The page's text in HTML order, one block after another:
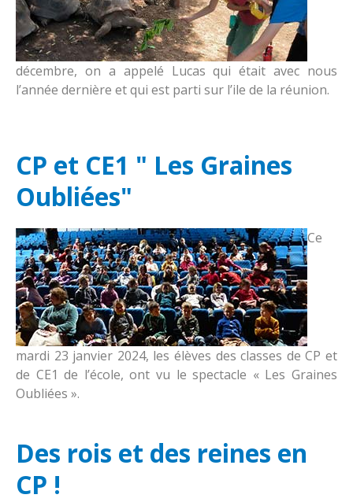
décembre, on a appelé Lucas qui était avec nous
l’année dernière et qui est parti sur l’ile de la réunion.
CP et CE1 " Les Graines
Oubliées"
Ce
mardi 23 janvier 2024, les élèves des classes de CP et
de CE1 de l’école, ont vu le spectacle « Les Graines
Oubliées ».
Des rois et des reines en
CP !